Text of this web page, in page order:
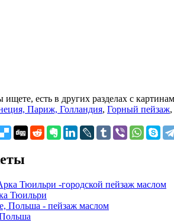
есть в других разделах с
Париж, Голландия, Горный пейзаж,
Тюильри